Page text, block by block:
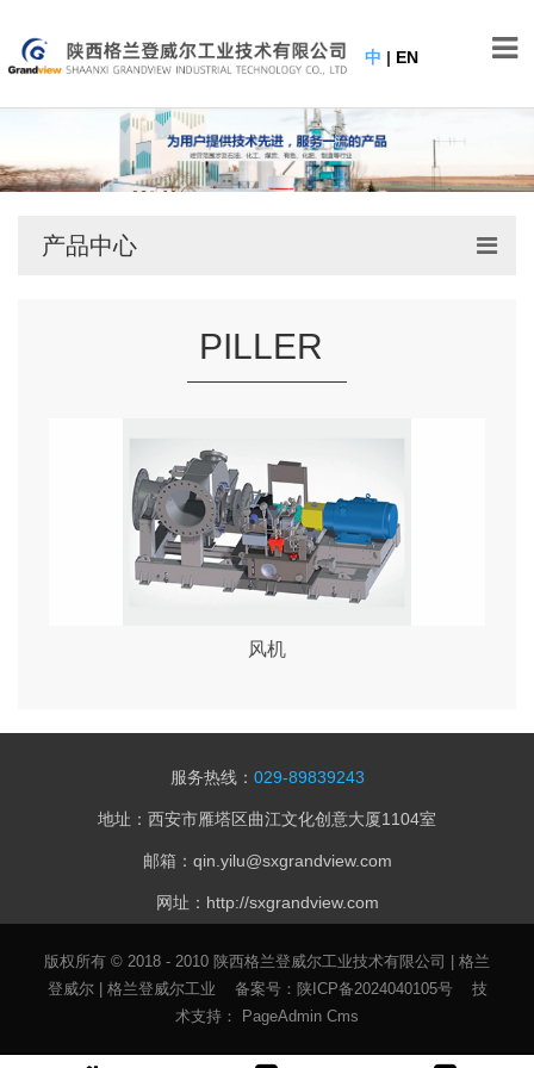
中 | EN
产品中心
PILLER
风机
服务热线： 029-89839243
地址：西安市雁塔区曲江文化创意大厦1104室
邮箱：qin.yilu@sxgrandview.com
网址：http://sxgrandview.com
版权所有 © 2018 - 2010 陕西格兰登威尔工业技术有限公司 | 格兰
登威尔 | 格兰登威尔工业 备案号： 陕ICP备2024040105号
技
术支持：
PageAdmin Cms